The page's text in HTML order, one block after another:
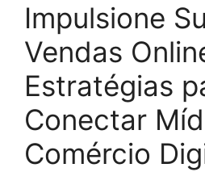
Impulsione
Vendas
Estratégias
Conectar
Comércio